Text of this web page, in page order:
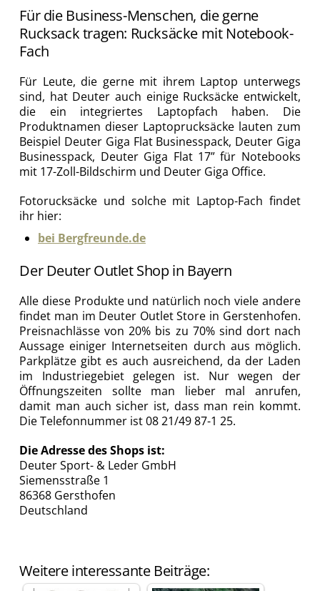
Für die Business-Menschen, die gerne
Rucksack tragen: Rucksäcke mit Notebook-
Fach
Für Leute, die gerne mit ihrem Laptop unterwegs
sind, hat Deuter auch einige Rucksäcke entwickelt,
die ein integriertes Laptopfach haben. Die
Produktnamen dieser Laptoprucksäcke lauten zum
Beispiel Deuter Giga Flat Businesspack, Deuter Giga
Businesspack, Deuter Giga Flat 17” für Notebooks
mit 17-Zoll-Bildschirm und Deuter Giga Office.
Fotorucksäcke und solche mit Laptop-Fach findet
ihr hier:
bei Bergfreunde.de
Der Deuter Outlet Shop in Bayern
Alle diese Produkte und natürlich noch viele andere
findet man im Deuter Outlet Store in Gerstenhofen.
Preisnachlässe von 20% bis zu 70% sind dort nach
Aussage einiger Internetseiten durch aus möglich.
Parkplätze gibt es auch ausreichend, da der Laden
im Industriegebiet gelegen ist. Nur wegen der
Öffnungszeiten sollte man lieber mal anrufen,
damit man auch sicher ist, dass man rein kommt.
Die Telefonnummer ist 08 21/49 87-1 25.
Die Adresse des Shops ist:
Deuter Sport- & Leder GmbH
Siemensstraße 1
86368 Gersthofen
Deutschland
Weitere interessante Beiträge: